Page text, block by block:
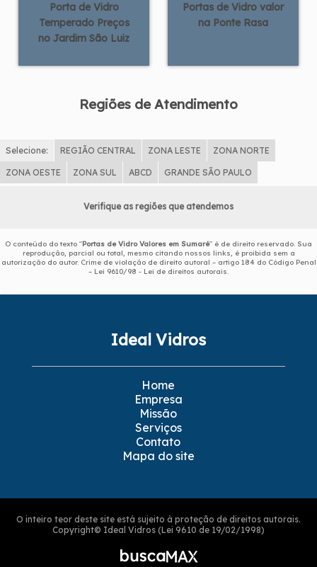
Porta de Vidro
Temperado Preços
no Jardim São Luiz
Portas de Vidro valor
na Ponte Rasa
Regiões de Atendimento
Selecione: REGIÃO CENTRAL ZONA LESTE ZONA NORTE
ZONA OESTE ZONA SUL ABCD GRANDE SÃO PAULO
Verifique as regiões que atendemos
O conteúdo do texto "Portas de Vidro Valores em Sumaré" é de direito reservado. Sua
reprodução, parcial ou total, mesmo citando nossos links, é proibida sem a
autorização do autor. Crime de violação de direito autoral – artigo 184 do Código Penal
– Lei 9610/98 - Lei de direitos autorais
Ideal Vidros
Home
Empresa
Missão
Serviços
Contato
Mapa do site
O inteiro teor deste site está sujeito à proteção de direitos autorais.
Copyright© Ideal Vidros (Lei 9610 de 19/02/1998)